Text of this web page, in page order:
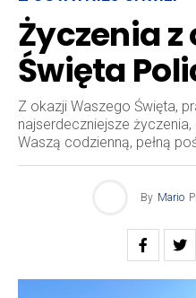
Życzenia z
Święta
Z okazji Waszego Święta,
najserdeczniejsze
Waszą codzienną, pełną
By Mario